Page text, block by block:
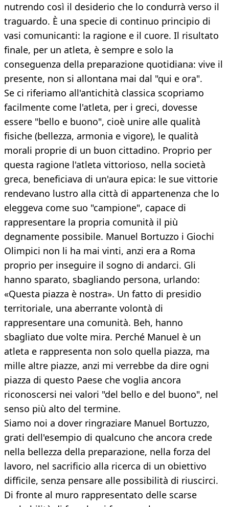
nutrendo così il desiderio che lo condurrà verso il
traguardo. È una specie di continuo principio di
vasi comunicanti: la ragione e il cuore. Il risultato
finale, per un atleta, è sempre e solo la
conseguenza della preparazione quotidiana: vive il
presente, non si allontana mai dal "qui e ora".
Se ci riferiamo all'antichità classica scopriamo
facilmente come l'atleta, per i greci, dovesse
essere "bello e buono", cioè unire alle qualità
fisiche (bellezza, armonia e vigore), le qualità
morali proprie di un buon cittadino. Proprio per
questa ragione l'atleta vittorioso, nella società
greca, beneficiava di un'aura epica: le sue vittorie
rendevano lustro alla città di appartenenza che lo
eleggeva come suo "campione", capace di
rappresentare la propria comunità il più
degnamente possibile. Manuel Bortuzzo i Giochi
Olimpici non li ha mai vinti, anzi era a Roma
proprio per inseguire il sogno di andarci. Gli
hanno sparato, sbagliando persona, urlando:
«Questa piazza è nostra». Un fatto di presidio
territoriale, una aberrante volontà di
rappresentare una comunità. Beh, hanno
sbagliato due volte mira. Perché Manuel è un
atleta e rappresenta non solo quella piazza, ma
mille altre piazze, anzi mi verrebbe da dire ogni
piazza di questo Paese che voglia ancora
riconoscersi nei valori "del bello e del buono", nel
senso più alto del termine.
Siamo noi a dover ringraziare Manuel Bortuzzo,
grati dell'esempio di qualcuno che ancora crede
nella bellezza della preparazione, nella forza del
lavoro, nel sacrificio alla ricerca di un obiettivo
difficile, senza pensare alle possibilità di riuscirci.
Di fronte al muro rappresentato delle scarse